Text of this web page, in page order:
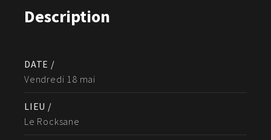
Description
DATE /
Vendredi 18 mai
LIEU /
Le Rocksane